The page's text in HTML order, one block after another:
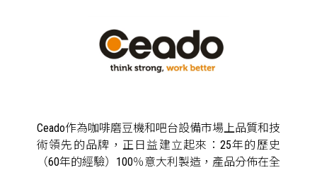
Ceado作為咖啡磨豆機和吧台設備市場上品質和技
術領先的品牌，正日益建立起來：25年的歷史
（60年的經驗）100％意大利製造，產品分佈在全